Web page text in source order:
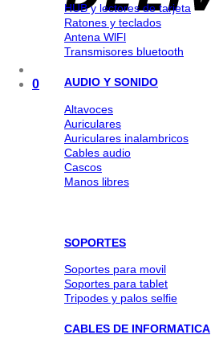
0
HUB y lectores de tarjeta
Ratones y teclados
Antena WlFl
Transmisores bluetooth
AUDIO Y SONIDO
Altavoces
Auriculares
Auriculares inalambricos
Cables audio
Cascos
Manos libres
SOPORTES
Soportes para movil
Soportes para tablet
Tripodes y palos selfie
CABLES DE INFORMATICA